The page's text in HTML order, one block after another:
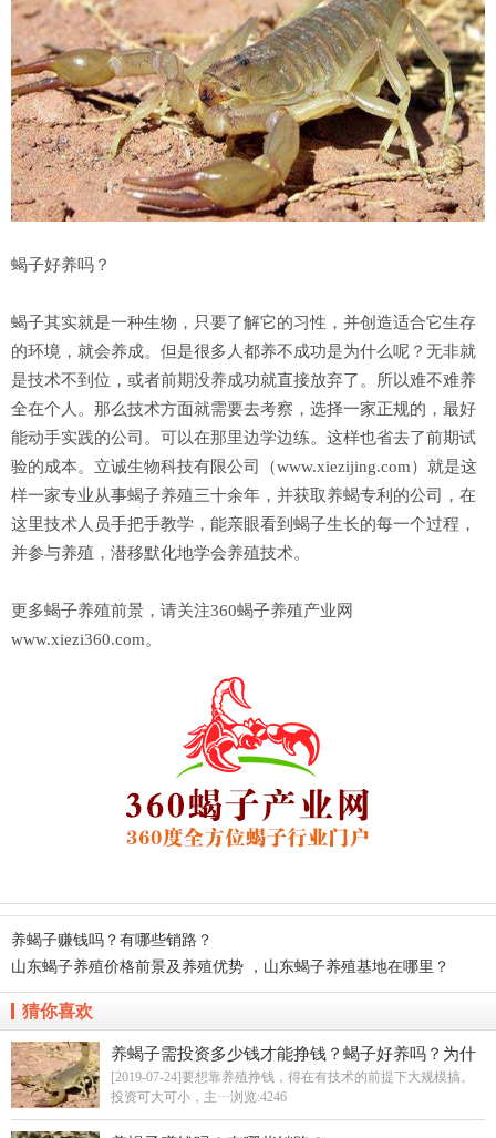
蝎子好养吗？
蝎子其实就是一种生物，只要了解它的习性，并创造适合它生存
的环境，就会养成。但是很多人都养不成功是为什么呢？无非就
是技术不到位，或者前期没养成功就直接放弃了。所以难不难养
全在个人。那么技术方面就需要去考察，选择一家正规的，最好
能动手实践的公司。可以在那里边学边练。这样也省去了前期试
验的成本。立诚生物科技有限公司（www.xiezijing.com）就是这
样一家专业从事蝎子养殖三十余年，并获取养蝎专利的公司，在
这里技术人员手把手教学，能亲眼看到蝎子生长的每一个过程，
并参与养殖，潜移默化地学会养殖技术。
更多蝎子养殖前景，请关注360蝎子养殖产业网
www.xiezi360.com。
养蝎子赚钱吗？有哪些销路？
山东蝎子养殖价格前景及养殖优势 ，山东蝎子养殖基地在哪里？
猜你喜欢
养蝎子需投资多少钱才能挣钱？蝎子好养吗？为什
么大家都没养成功？
[2019-07-24]要想靠养殖挣钱，得在有技术的前提下大规模搞。
投资可大可小，主···浏览:4246